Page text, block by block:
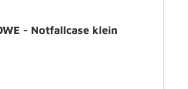
- Notfallcase klein